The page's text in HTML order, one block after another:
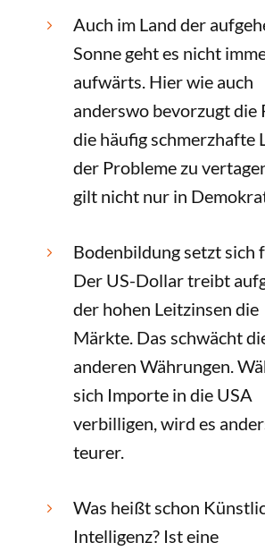
5
Auch im Land der
Sonne geht es nicht
aufwärts. Hier wie auch
anderswo bevorzugt die
die häufig schmerzhafte
der Probleme zu
gilt nicht nur in
5
Bodenbildung setzt sich
Der US-Dollar treibt
der hohen Leitzinsen die
Märkte. Das schwächt
anderen Währungen.
sich Importe in die USA
verbilligen, wird es
teurer.
5
Was heißt schon
Intelligenz? Ist eine